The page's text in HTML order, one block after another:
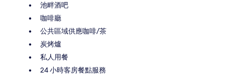
池畔酒吧
咖啡廳
公共區域供應咖啡/茶
炭烤爐
私人用餐
24 小時客房餐點服務